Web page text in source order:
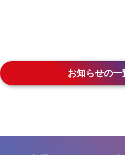
お知らせの一